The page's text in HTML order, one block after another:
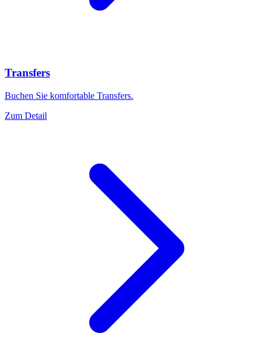
Transfers
Buchen Sie komfortable Transfers.
Zum Detail